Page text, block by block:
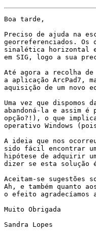
Boa tarde,
Preciso de ajuda na
georreferenciados.
sinalética horizontal
em SIG, logo a sua
Até agora a recolha de
a aplicação ArcPad7,
aquisição de um novo
Uma vez que
abandoná-la e assim
opção?!), o que
operativo Windows
A ideia que nos
sido fácil encontrar
hipótese de adquirir
dizer se esta solução
Aceitam-se sugestões
Ah, e também quanto
o efeito agradecíamos
Muito Obrigada
Sandra Lopes